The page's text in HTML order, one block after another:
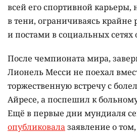
всей его спортивной карьеры,
в тени, ограничиваясь
и постами в социальных сетях
После чемпионата мира,
Лионель Месси не поехал
торжественную встречу с
Айресе, а поспешил к
Ещё в первые дни мундиаля
опубликовалазаявление о